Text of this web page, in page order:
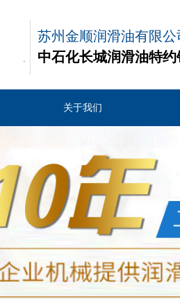
苏州金顺润滑油有限公
中石化长城润滑油特
关于我们